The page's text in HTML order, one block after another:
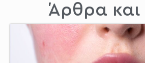
Άρθρα